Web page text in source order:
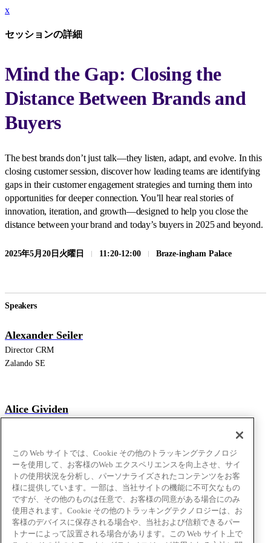
x
セッションの詳細
Mind the Gap: Closing the
Distance Between Brands and
Buyers
The best brands don’t just talk—they listen, adapt, and evolve. In this
closing customer session, discover how leading teams are identifying
gaps in their customer engagement strategies and turning them into
opportunities for deeper connection. You’ll hear real stories of
innovation, iteration, and growth—designed to help you close the
distance between your brand and today’s buyers in 2025 and beyond.
2025年5月20日火曜日 11:20-12:00 Braze-ingham Palace
Speakers
Alexander Seiler
Director CRM
Zalando SE
Alice Gividen
Shaghig Babikian
CRM Lead
ASOS
この Web サイトでは、Cookie その他のトラッキングテクノロジ
ーを使用して、お客様のWeb エクスペリエンスを向上させ、サイ
トの使用状況を分析し、パーソナライズされたコンテンツをお客
様に提供しています。一部は、当社サイトの機能に不可欠なもの
ですが、その他のものは任意で、お客様の同意がある場合にのみ
使用されます。Cookie その他のトラッキングテクノロジーは、お
客様のデバイスに保存される場合や、当社および信頼できるパー
トナーによって設置される場合があります。この Web サイト上で